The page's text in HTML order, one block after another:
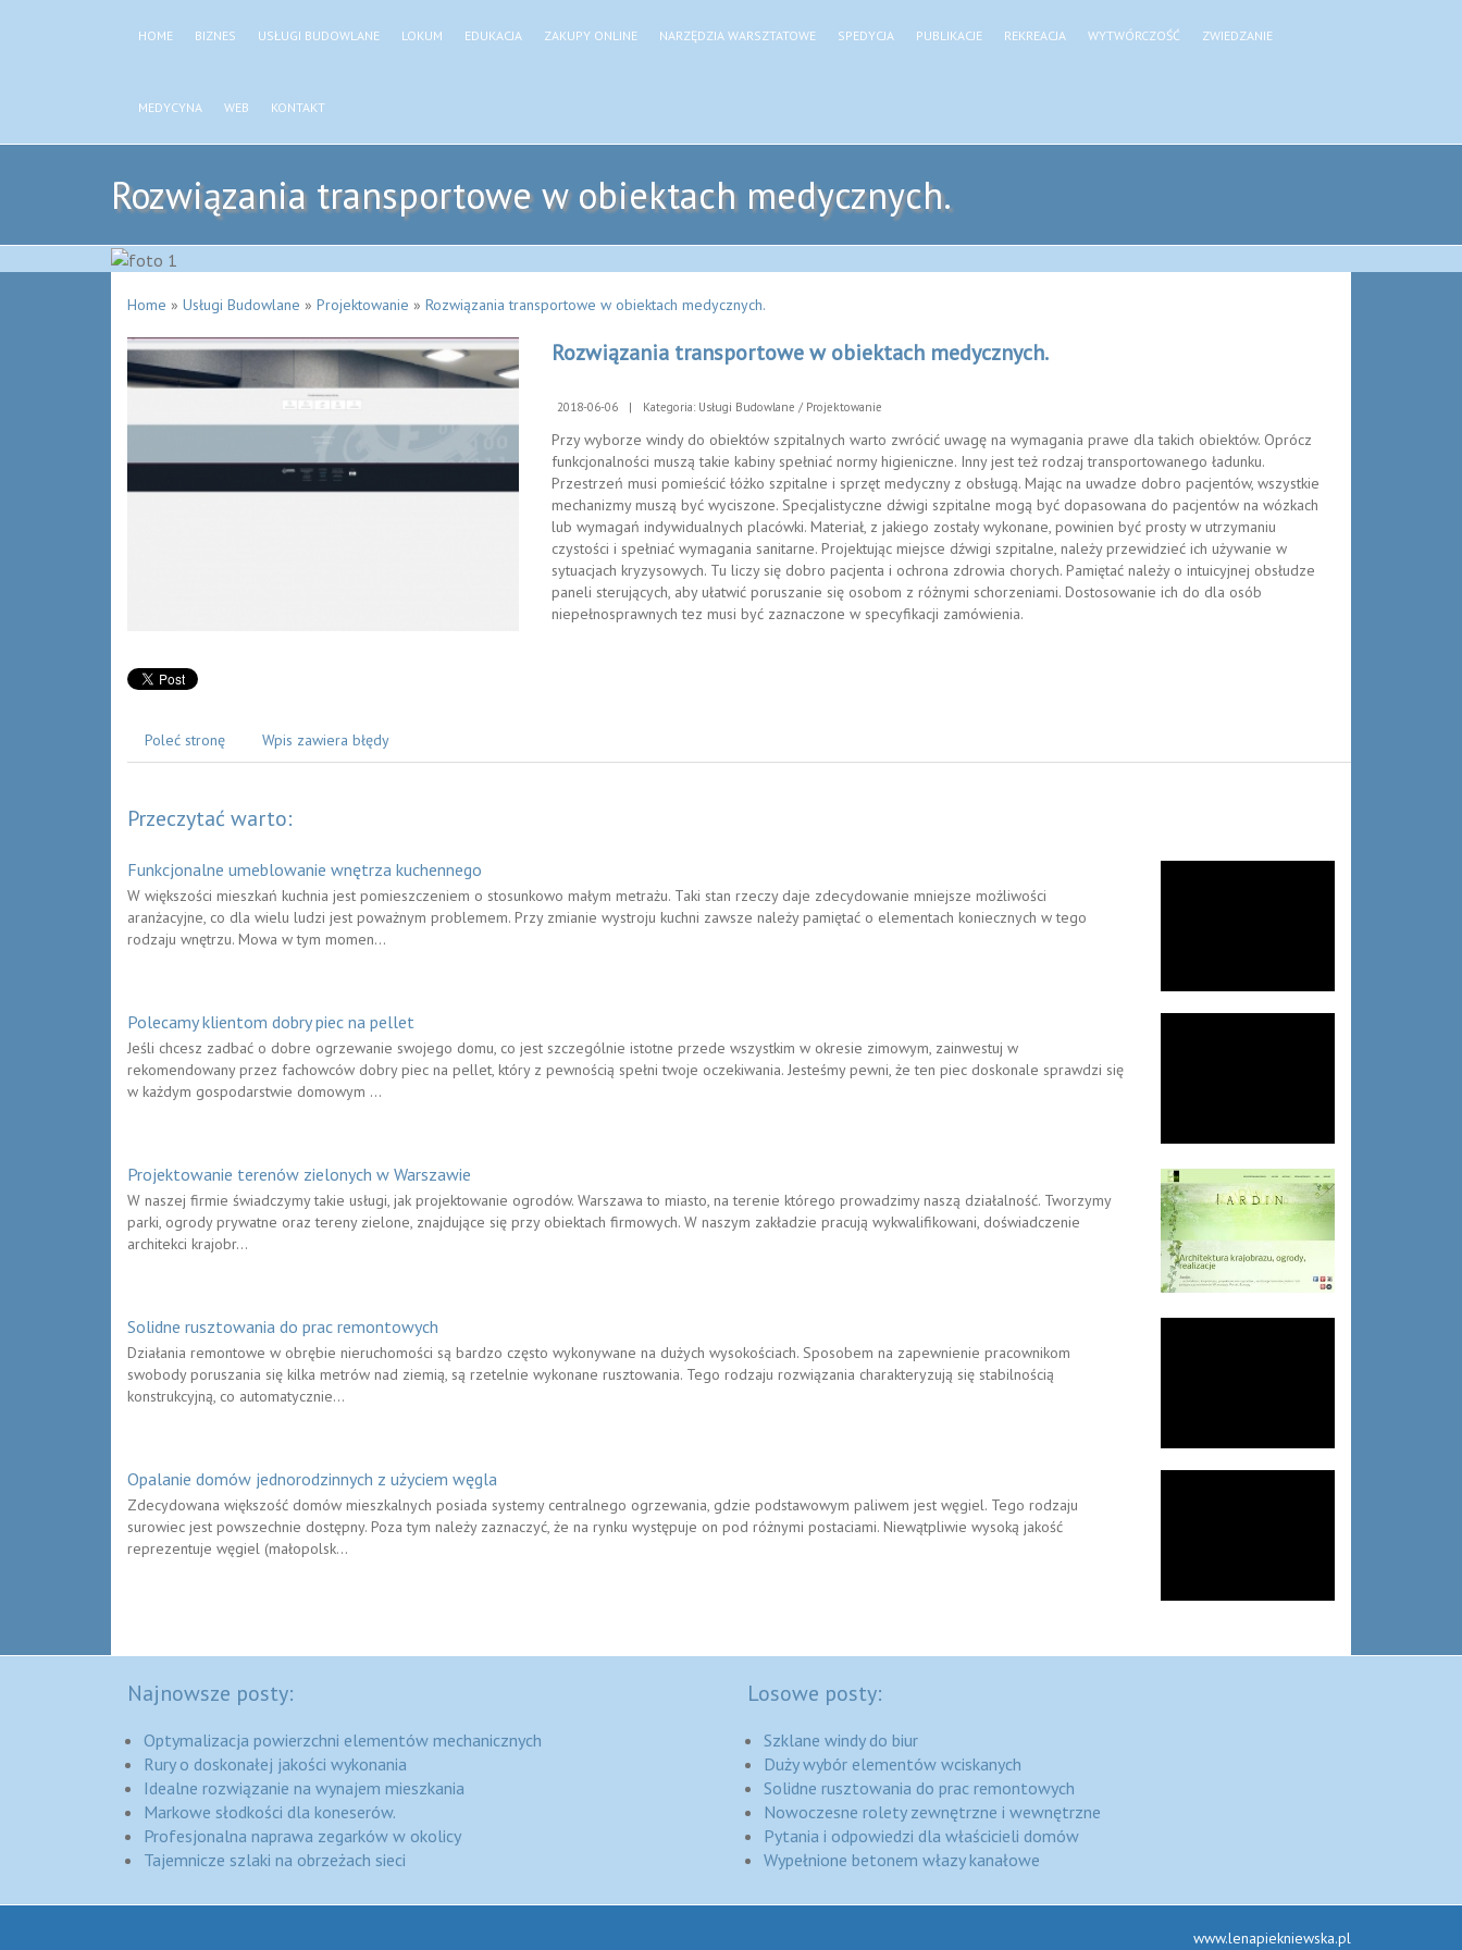
HOME BIZNES USŁUGI BUDOWLANE LOKUM EDUKACJA ZAKUPY ONLINE NARZĘDZIA WARSZTATOWE SPEDYCJA PUBLIKACJE REKREACJA WYTWÓRCZOŚĆ ZWIEDZANIE
MEDYCYNA WEB KONTAKT
Rozwiązania transportowe w obiektach medycznych.
Home » Usługi Budowlane » Projektowanie » Rozwiązania transportowe w obiektach medycznych.
Rozwiązania transportowe w obiektach medycznych.
2018-06-06 | Kategoria: Usługi Budowlane / Projektowanie
Przy wyborze windy do obiektów szpitalnych warto zwrócić uwagę na wymagania prawe dla takich obiektów. Oprócz
funkcjonalności muszą takie kabiny spełniać normy higieniczne. Inny jest też rodzaj transportowanego ładunku.
Przestrzeń musi pomieścić łóżko szpitalne i sprzęt medyczny z obsługą. Mając na uwadze dobro pacjentów, wszystkie
mechanizmy muszą być wyciszone. Specjalistyczne dźwigi szpitalne mogą być dopasowana do pacjentów na wózkach
lub wymagań indywidualnych placówki. Materiał, z jakiego zostały wykonane, powinien być prosty w utrzymaniu
czystości i spełniać wymagania sanitarne. Projektując miejsce dźwigi szpitalne, należy przewidzieć ich używanie w
sytuacjach kryzysowych. Tu liczy się dobro pacjenta i ochrona zdrowia chorych. Pamiętać należy o intuicyjnej obsłudze
paneli sterujących, aby ułatwić poruszanie się osobom z różnymi schorzeniami. Dostosowanie ich do dla osób
niepełnosprawnych tez musi być zaznaczone w specyfikacji zamówienia.
Poleć stronę Wpis zawiera błędy
Przeczytać warto:
Funkcjonalne umeblowanie wnętrza kuchennego
W większości mieszkań kuchnia jest pomieszczeniem o stosunkowo małym metrażu. Taki stan rzeczy daje zdecydowanie mniejsze możliwości
aranżacyjne, co dla wielu ludzi jest poważnym problemem. Przy zmianie wystroju kuchni zawsze należy pamiętać o elementach koniecznych w tego
rodzaju wnętrzu. Mowa w tym momen...
Polecamy klientom dobry piec na pellet
Jeśli chcesz zadbać o dobre ogrzewanie swojego domu, co jest szczególnie istotne przede wszystkim w okresie zimowym, zainwestuj w
rekomendowany przez fachowców dobry piec na pellet, który z pewnością spełni twoje oczekiwania. Jesteśmy pewni, że ten piec doskonale sprawdzi się
w każdym gospodarstwie domowym ...
Projektowanie terenów zielonych w Warszawie
W naszej firmie świadczymy takie usługi, jak projektowanie ogrodów. Warszawa to miasto, na terenie którego prowadzimy naszą działalność. Tworzymy
parki, ogrody prywatne oraz tereny zielone, znajdujące się przy obiektach firmowych. W naszym zakładzie pracują wykwalifikowani, doświadczenie
architekci krajobr...
Solidne rusztowania do prac remontowych
Działania remontowe w obrębie nieruchomości są bardzo często wykonywane na dużych wysokościach. Sposobem na zapewnienie pracownikom
swobody poruszania się kilka metrów nad ziemią, są rzetelnie wykonane rusztowania. Tego rodzaju rozwiązania charakteryzują się stabilnością
konstrukcyjną, co automatycznie...
Opalanie domów jednorodzinnych z użyciem węgla
Zdecydowana większość domów mieszkalnych posiada systemy centralnego ogrzewania, gdzie podstawowym paliwem jest węgiel. Tego rodzaju
surowiec jest powszechnie dostępny. Poza tym należy zaznaczyć, że na rynku występuje on pod różnymi postaciami. Niewątpliwie wysoką jakość
reprezentuje węgiel (małopolsk...
Najnowsze posty:
Optymalizacja powierzchni elementów mechanicznych
Rury o doskonałej jakości wykonania
Idealne rozwiązanie na wynajem mieszkania
Markowe słodkości dla koneserów.
Profesjonalna naprawa zegarków w okolicy
Tajemnicze szlaki na obrzeżach sieci
Losowe posty:
Szklane windy do biur
Duży wybór elementów wciskanych
Solidne rusztowania do prac remontowych
Nowoczesne rolety zewnętrzne i wewnętrzne
Pytania i odpowiedzi dla właścicieli domów
Wypełnione betonem włazy kanałowe
www.lenapiekniewska.pl